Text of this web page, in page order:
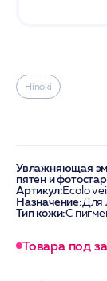
Hinoki
Увлажняющая
пятен и
Артикул:Ecolo
Назначение:Для
Тип кожи:С
Товара под